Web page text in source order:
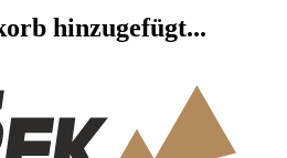
hinzugefügt...